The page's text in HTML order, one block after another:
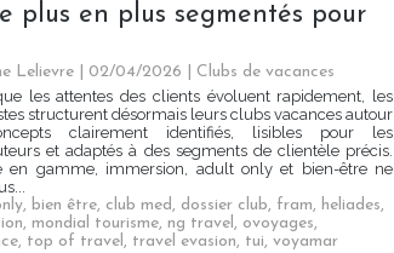
plus en plus segmentés pour
Lelievre | 02/04/2026
Clubs de vacances
les attentes des clients évoluent rapidement, les
structurent désormais leurs clubs vacances autour
clairement identifiés, lisibles pour les
et adaptés à des segments de clientèle précis.
en gamme, immersion, adult only et bien-être ne
, bien être, club med, dossier club, fram, heliades,
, mondial tourisme, ng travel, ovoyages,
, top of travel, travel evasion, tui, voyamar